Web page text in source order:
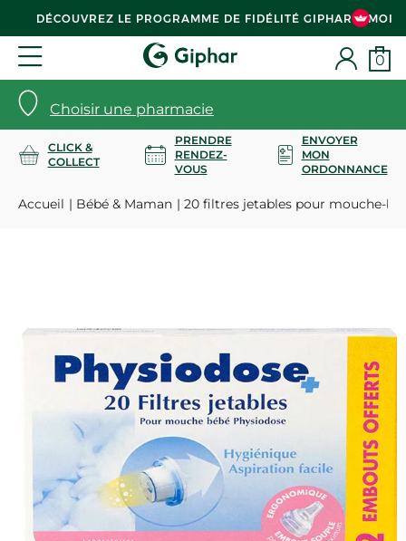
DÉCOUVREZ LE PROGRAMME DE FIDÉLITÉ GIPHAR & MOI
Choisir une pharmacie
0
CLICK &
COLLECT
PRENDRE
RENDEZ-
VOUS
ENVOYER
MON
ORDONNANCE
Accueil Bébé & Maman 20 filtres jetables pour mouche-